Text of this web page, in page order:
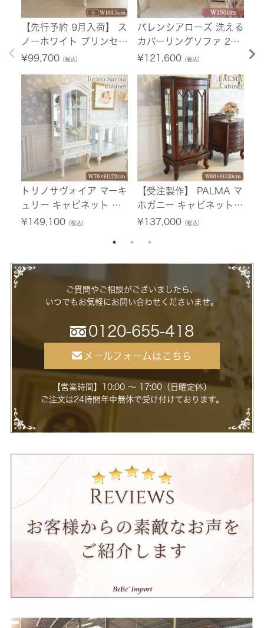
【先行予約 9月入荷】 ス
ノーホワイト プリンセス
シングルベッド ホワイト
設置サービス付】
¥99,700（税込）
トリノサヴォイア マーキ
ュリー キャビネット ホ
ワイト 幅76cm 【送料無
¥149,100（税込）
バレンシアローズ 洗える
カバーリングソファ 2人
掛け(2P) 薔薇 幅150cm
ス付】
¥121,600（税込）
【受注製作】 PALMA マ
ホガニー キャビネット
幅60cm 【送料無料/設
¥137,000（税込）
¥
ご質問やご相談がございましたら、
いつでもお気軽にお問い合わせくださいませ。
0120-655-418
メールフォームはこちら
【営業時間】10:00 ～ 17:00（日曜定休）
ご注文は24時間年中無休で受け付けております。